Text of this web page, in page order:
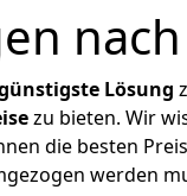
Lösung
zu bieten. Wir
die besten
werden